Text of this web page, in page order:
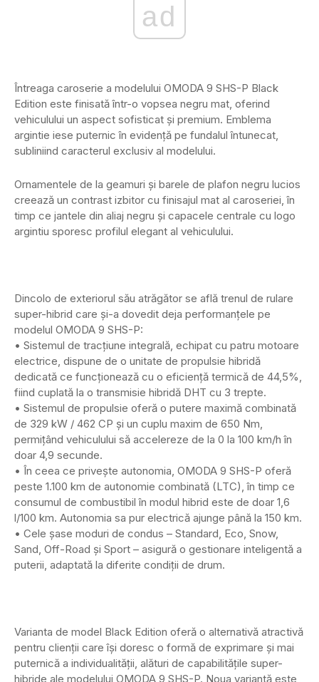
ad
Întreaga caroserie a modelului OMODA 9 SHS-P Black
Edition este finisată într-o vopsea negru mat, oferind
vehiculului un aspect sofisticat și premium. Emblema
argintie iese puternic în evidență pe fundalul întunecat,
subliniind caracterul exclusiv al modelului.
Ornamentele de la geamuri și barele de plafon negru lucios
creează un contrast izbitor cu finisajul mat al caroseriei, în
timp ce jantele din aliaj negru și capacele centrale cu logo
argintiu sporesc profilul elegant al vehiculului.
Dincolo de exteriorul său atrăgător se află trenul de rulare
super-hibrid care și-a dovedit deja performanțele pe
modelul OMODA 9 SHS-P:
• Sistemul de tracțiune integrală, echipat cu patru motoare
electrice, dispune de o unitate de propulsie hibridă
dedicată ce funcționează cu o eficiență termică de 44,5%,
fiind cuplată la o transmisie hibridă DHT cu 3 trepte.
• Sistemul de propulsie oferă o putere maximă combinată
de 329 kW / 462 CP și un cuplu maxim de 650 Nm,
permițând vehiculului să accelereze de la 0 la 100 km/h în
doar 4,9 secunde.
• În ceea ce privește autonomia, OMODA 9 SHS-P oferă
peste 1.100 km de autonomie combinată (LTC), în timp ce
consumul de combustibil în modul hibrid este de doar 1,6
l/100 km. Autonomia sa pur electrică ajunge până la 150 km.
• Cele șase moduri de condus – Standard, Eco, Snow,
Sand, Off-Road și Sport – asigură o gestionare inteligentă a
puterii, adaptată la diferite condiții de drum.
Varianta de model Black Edition oferă o alternativă atractivă
pentru clienții care își doresc o formă de exprimare și mai
puternică a individualității, alături de capabilitățile super-
hibride ale modelului OMODA 9 SHS-P. Noua variantă este